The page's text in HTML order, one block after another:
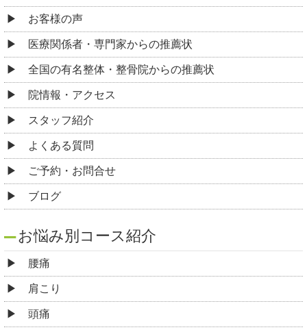
お客様の声
医療関係者・専門家からの推薦状
全国の有名整体・整骨院からの推薦状
院情報・アクセス
スタッフ紹介
よくある質問
ご予約・お問合せ
ブログ
お悩み別コース紹介
腰痛
肩こり
頭痛